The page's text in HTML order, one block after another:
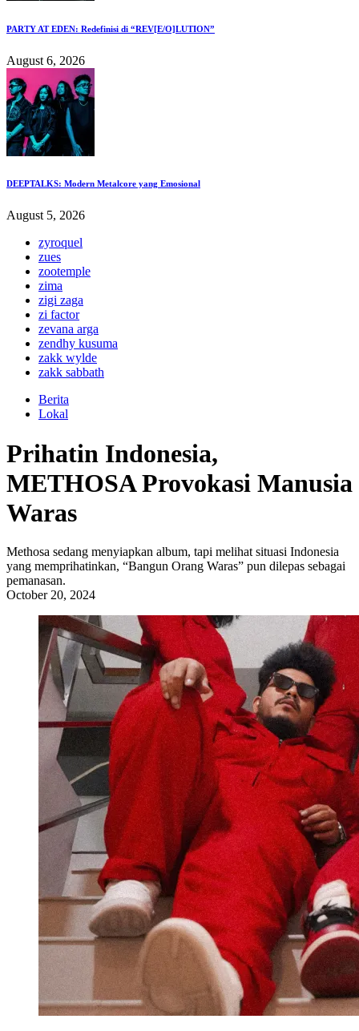
PARTY AT EDEN: Redefinisi di “REV[E/O]LUTION”
August 6, 2026
DEEPTALKS: Modern Metalcore yang Emosional
August 5, 2026
zyroquel
zues
zootemple
zima
zigi zaga
zi factor
zevana arga
zendhy kusuma
zakk wylde
zakk sabbath
Berita
Lokal
Prihatin Indonesia,
METHOSA Provokasi Manusia
Waras
Methosa sedang menyiapkan album, tapi melihat situasi Indonesia
yang memprihatinkan, “Bangun Orang Waras” pun dilepas sebagai
pemanasan.
October 20, 2024